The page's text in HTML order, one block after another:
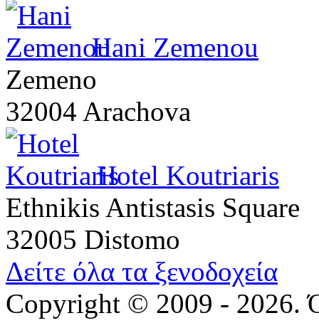
Hani Zemenou
Zemeno
32004 Arachova
Hotel Koutriaris
Ethnikis Antistasis Square
32005 Distomo
Δείτε όλα τα ξενοδοχεία
Copyright © 2009 - 2026.